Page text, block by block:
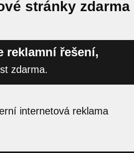
stránky zdarma
reklamní řešení,
zdarma.
internetová reklama